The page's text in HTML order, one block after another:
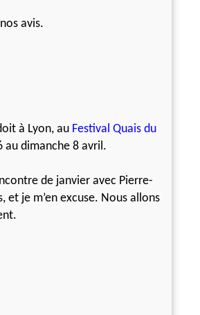
avis.
à Lyon, au Festival Quais du
au dimanche 8 avril.
de janvier avec Pierre-
et je m’en excuse. Nous allons